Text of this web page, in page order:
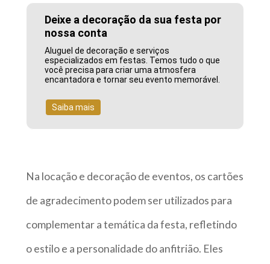
Deixe a decoração da sua festa por
nossa conta
Aluguel de decoração e serviços
especializados em festas. Temos tudo o que
você precisa para criar uma atmosfera
encantadora e tornar seu evento memorável.
Saiba mais
Na locação e decoração de eventos, os cartões
de agradecimento podem ser utilizados para
complementar a temática da festa, refletindo
o estilo e a personalidade do anfitrião. Eles